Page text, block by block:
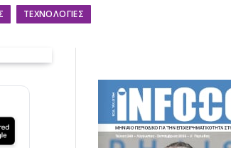
ΤΕΧΝΟΛΟΓΊΕΣ